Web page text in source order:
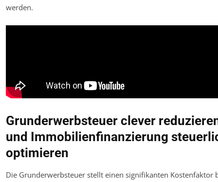
werden.
Grunderwerbsteuer clever
und Immobilienfinanzierung
optimieren
Die Grunderwerbsteuer stellt einen signifikanten Kostenfaktor